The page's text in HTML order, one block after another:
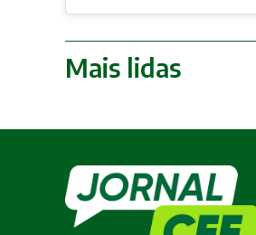
Mais lidas